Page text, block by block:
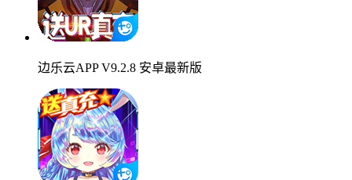
边乐云APP V9.2.8 安卓最新版